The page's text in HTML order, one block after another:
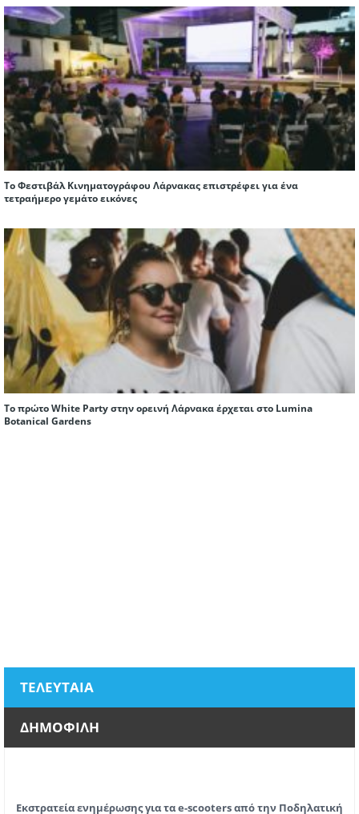
Το Φεστιβάλ Κινηματογράφου Λάρνακας επιστρέφει για ένα
τετραήμερο γεμάτο εικόνες
Το πρώτο White Party στην ορεινή Λάρνακα έρχεται στο Lumina
Botanical Gardens
ΤΕΛΕΥΤΑΙΑ
ΔΗΜΟΦΙΛΗ
Εκστρατεία ενημέρωσης για τα e-scooters από την Ποδηλατική